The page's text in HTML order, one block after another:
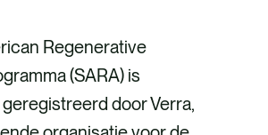
e
l
v
i
Regenerative
(SARA) is
door Verra,